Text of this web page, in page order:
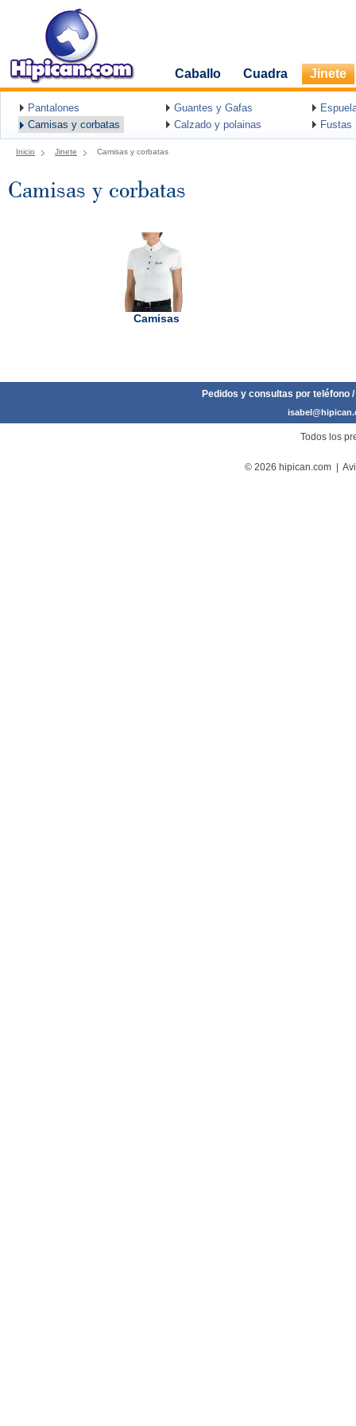
Caballo Cuadra Jinete
Pantalones Guantes y Gafas
Camisas y corbatas
Calzado y polainas Fustas
Inicio Jinete Camisas y corbatas
Camisas y corbatas
Camisas
Pedidos y consultas por teléfono
Todos los
© 2026 hipican.com |